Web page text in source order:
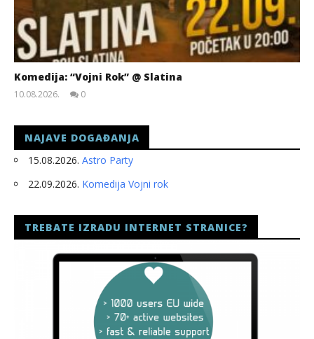
Komedija: “Vojni Rok” @ Slatina
10.08.2026.
0
NAJAVE DOGAĐANJA
15.08.2026. Astro Party
22.09.2026. Komedija Vojni rok
TREBATE IZRADU INTERNET STRANICE?